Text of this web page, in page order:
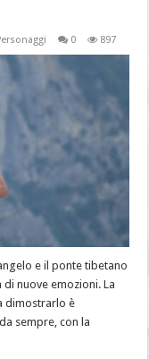
0 897
e il ponte tibetano
nuove emozioni. La
dimostrarlo è
sempre, con la